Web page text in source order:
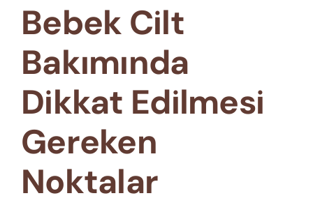
Bebek Cilt
Bakımında
Dikkat Edilmesi
Gereken
Noktalar